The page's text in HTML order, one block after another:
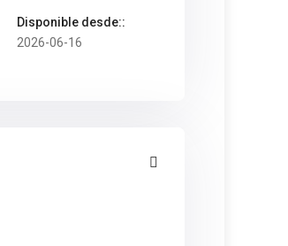
Disponible desde::
2026-06-16